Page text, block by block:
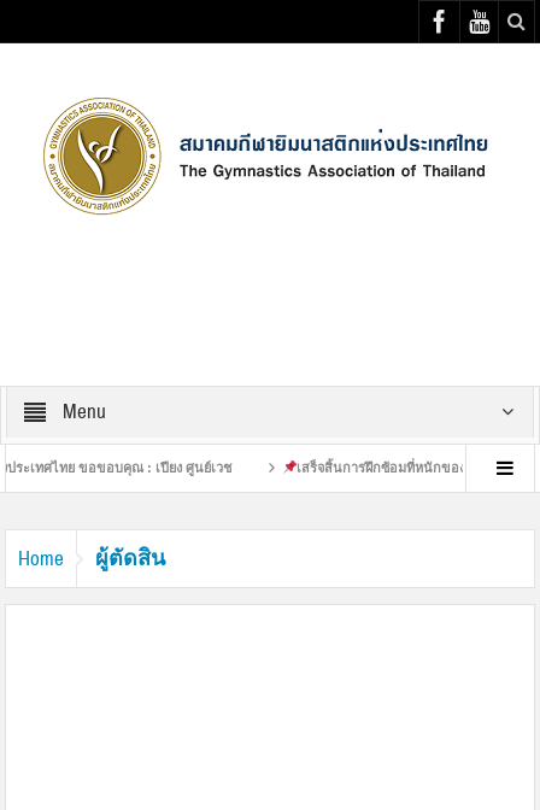
Menu
ศไทย ขอขอบคุณ : เปียง ศูนย์เวช เสร็จสิ้นการฝึกซ้อมที่หนักของนักกีฬายิมนาสติก
Home ผู้ตัดสิน